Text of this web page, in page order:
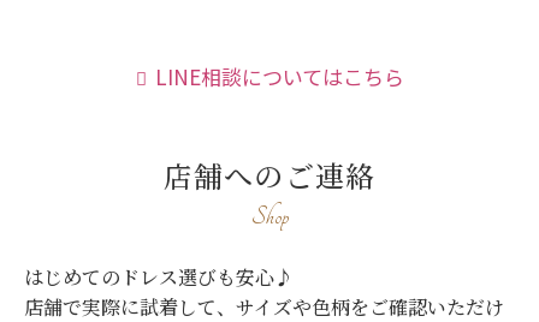
LINE相談についてはこちら
店舗へのご連絡
Shop
はじめてのドレス選びも安心♪
店舗で実際に試着して、サイズや色柄をご確認いただけ